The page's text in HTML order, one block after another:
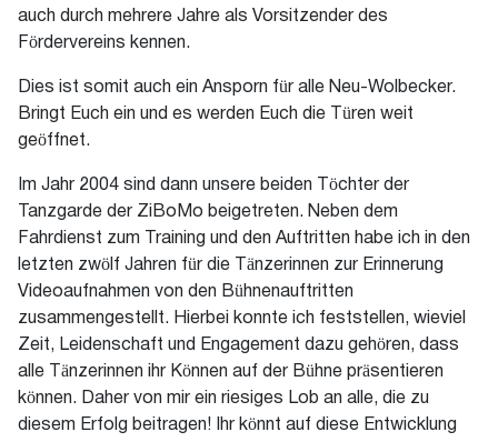
auch durch mehrere Jahre als Vorsitzender des
Fördervereins kennen.
Dies ist somit auch ein Ansporn für alle Neu-Wolbecker.
Bringt Euch ein und es werden Euch die Türen weit
geöffnet.
Im Jahr 2004 sind dann unsere beiden Töchter der
Tanzgarde der ZiBoMo beigetreten. Neben dem
Fahrdienst zum Training und den Auftritten habe ich in den
letzten zwölf Jahren für die Tänzerinnen zur Erinnerung
Videoaufnahmen von den Bühnenauftritten
zusammengestellt. Hierbei konnte ich feststellen, wieviel
Zeit, Leidenschaft und Engagement dazu gehören, dass
alle Tänzerinnen ihr Können auf der Bühne präsentieren
können. Daher von mir ein riesiges Lob an alle, die zu
diesem Erfolg beitragen! Ihr könnt auf diese Entwicklung